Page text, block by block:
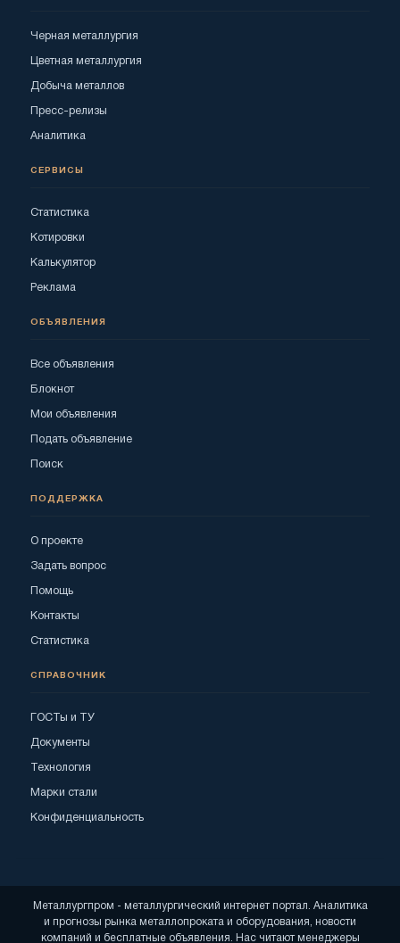
Черная металлургия
Цветная металлургия
Добыча металлов
Пресс-релизы
Аналитика
СЕРВИСЫ
Статистика
Котировки
Калькулятор
Реклама
ОБЪЯВЛЕНИЯ
Все объявления
Блокнот
Мои объявления
Подать объявление
Поиск
ПОДДЕРЖКА
О проекте
Задать вопрос
Помощь
Контакты
Статистика
СПРАВОЧНИК
ГОСТы и ТУ
Документы
Технология
Марки стали
Конфиденциальность
Металлургпром - металлургический интернет портал. Аналитика
и прогнозы рынка металлопроката и оборудования, новости
компаний и бесплатные объявления. Нас читают менеджеры